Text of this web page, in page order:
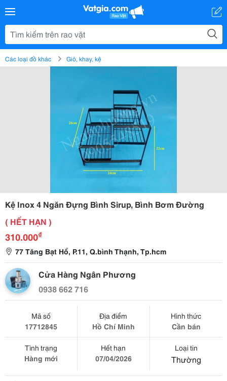
Các loại đồ khác Giỏ, khay, kệ
Kệ Inox 4 Ngăn Đựng Bình Sirup, Bình Bơm Đường
( HẾT HẠN )
310.000₫
77 Tăng Bạt Hổ, P.11, Q.bình Thạnh, Tp.hcm
Cửa Hàng Ngân Phương
0938 662 716
Mã số
17712845
Địa điểm
Hồ Chí Minh
Hình thức
Cần bán
Tình trạng
Hàng mới
Hết hạn
07/04/2026
Loại tin
Thường